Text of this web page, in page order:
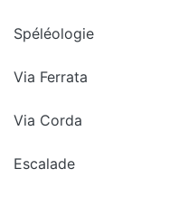
Spéléologie
Via Ferrata
Via Corda
Escalade